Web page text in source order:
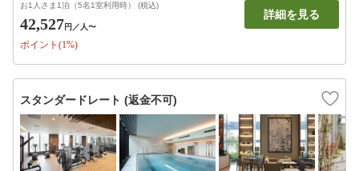
お1人さま1泊（5名1室利用時） (税込)
42,527円 ／人〜
ポイント(1%)
詳細を見る
スタンダードレート (返金不可)